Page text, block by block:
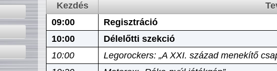
Kezdés
09:00
Regisztráció
10:00
Délelőtti szekció
10:00
Legorockers: „A XXI. század menekítő